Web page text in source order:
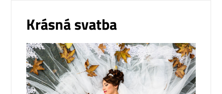
Krásná svatba